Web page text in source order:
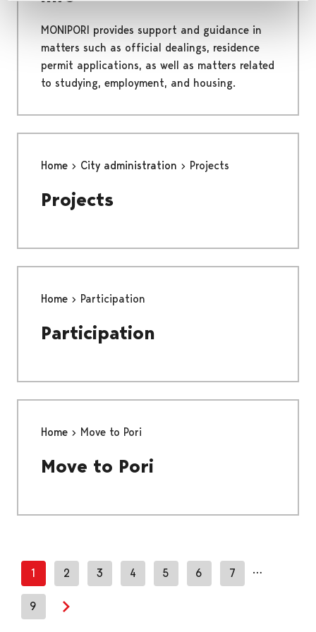
MONIPORI provides support and guidance in
matters such as official dealings, residence
permit applications, as well as matters related
to studying, employment, and housing.
Home City administration Projects
Projects
Home Participation
Participation
Home Move to Pori
Move to Pori
1 2 3 4 5 6 7 …
9